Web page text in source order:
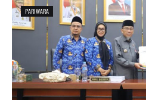
PARIWARA